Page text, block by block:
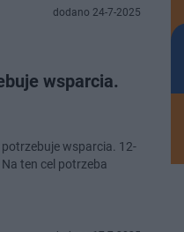
dodano 24-7-2025
wsparcia.
potrzebuje wsparcia. 12-
ten cel potrzeba